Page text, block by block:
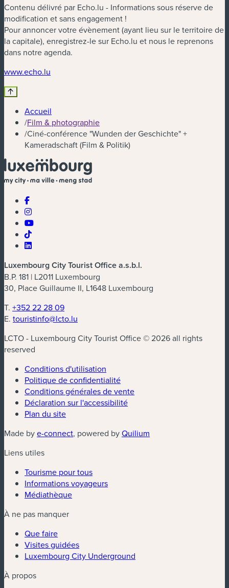
Contenu délivré par Echo.lu - Informations sous réserve de
modification et sans engagement !
Pour annoncer votre évènement (ayant lieu sur le territoire de
la capitale), enregistrez-le sur Echo.lu et nous le reprenons
dans notre agenda.
www.echo.lu
Accueil
/Film & photographie
/Ciné-conférence "Wunden der Geschichte" +
Kameradschaft (Film & Politik)
Luxembourg City Tourist Office a.s.b.l.
B.P. 181 | L2011 Luxembourg
30, Place Guillaume II, L1648 Luxembourg
T. +352 22 28 09
E. touristinfo@lcto.lu
LCTO - Luxembourg City Tourist Office © 2026 all rights
reserved
Conditions d'utilisation
Politique de confidentialité
Conditions générales de vente
Déclaration sur l'accessibilité
Plan du site
Made bye-connect(nouvelle fenêtre)
, powered byQuilium
Liens utiles
Tourisme pour tous
Informations voyageurs
Médiathèque
À ne pas manquer
Que faire
Visites guidées
Luxembourg City Underground
À propos